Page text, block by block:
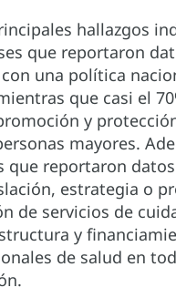
hallazgos
que reportaron
una política
que casi el
y
mayores.
que reportaron
estrategia o
de servicios de
y
de salud en